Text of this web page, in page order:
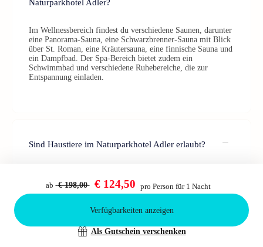
Bestätigen
Naturparkhotel Adler?
Im Wellnessbereich findest du verschiedene Saunen, darunter
eine Panorama-Sauna, eine Schwarzbrenner-Sauna mit Blick
über St. Roman, eine Kräutersauna, eine finnische Sauna und
ein Dampfbad. Der Spa-Bereich bietet zudem ein
Schwimmbad und verschiedene Ruhebereiche, die zur
Entspannung einladen.
Sind Haustiere im Naturparkhotel Adler erlaubt?
erlaubt (nach Verfügbarkeit, vor Ort zu zahlen).
ab € 198,00 € 124,50 pro Person für 1 Nacht
Verfügbarkeiten anzeigen
Als Gutschein verschenken